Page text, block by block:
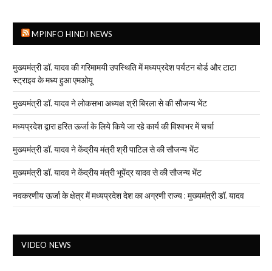
MPINFO HINDI NEWS
मुख्यमंत्री डॉ. यादव की गरिमामयी उपस्थिति में मध्यप्रदेश पर्यटन बोर्ड और टाटा
स्ट्राइव के मध्य हुआ एमओयू
मुख्यमंत्री डॉ. यादव ने लोकसभा अध्यक्ष श्री बिरला से की सौजन्य भेंट
मध्यप्रदेश द्वारा हरित ऊर्जा के लिये किये जा रहे कार्य की विश्वभर में चर्चा
मुख्यमंत्री डॉ. यादव ने केंद्रीय मंत्री श्री पाटिल से की सौजन्य भेंट
मुख्यमंत्री डॉ. यादव ने केंद्रीय मंत्री भूपेंद्र यादव से की सौजन्य भेंट
नवकरणीय ऊर्जा के क्षेत्र में मध्यप्रदेश देश का अग्रणी राज्य : मुख्यमंत्री डॉ. यादव
VIDEO NEWS